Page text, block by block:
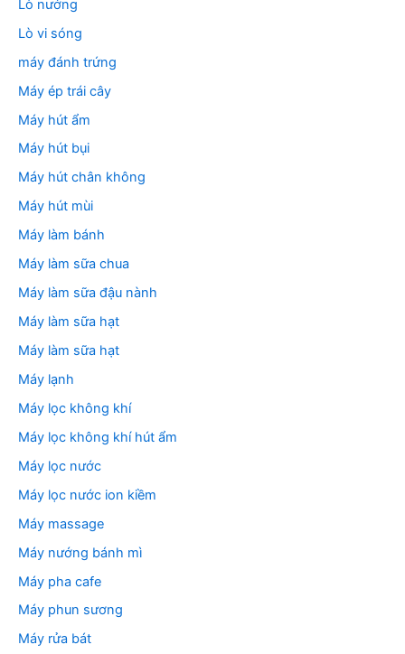
Lò nướng
Lò vi sóng
máy đánh trứng
Máy ép trái cây
Máy hút ẩm
Máy hút bụi
Máy hút chân không
Máy hút mùi
Máy làm bánh
Máy làm sữa chua
Máy làm sữa đậu nành
Máy làm sữa hạt
Máy làm sữa hạt
Máy lạnh
Máy lọc không khí
Máy lọc không khí hút ẩm
Máy lọc nước
Máy lọc nước ion kiềm
Máy massage
Máy nướng bánh mì
Máy pha cafe
Máy phun sương
Máy rửa bát